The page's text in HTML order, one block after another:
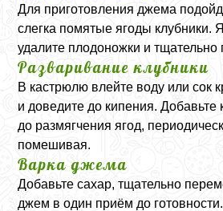
Для приготовления джема
слегка помятые ягоды клубники.
удалите плодоножки и тщательно
Разваривание клубники
В кастрюлю влейте воду или сок
и доведите до кипения. Добавьте
до размягчения ягод,
помешивая.
Варка джема
Добавьте сахар, тщательно
джем в один приём до